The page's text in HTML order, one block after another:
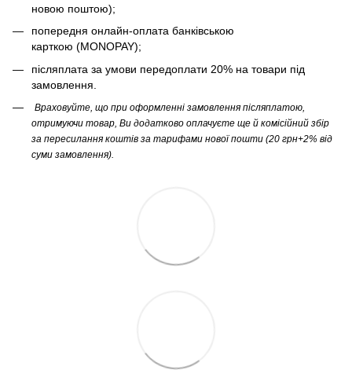
новою поштою);
попередня онлайн-оплата банківською
карткою (MONOPAY);
післяплата за умови передоплати 20% на товари під
замовлення.
Враховуйте, що при оформленні замовлення післяплатою,
отримуючи товар, Ви додатково оплачуєте ще й комісійний збір
за пересилання коштів за тарифами нової пошти (20 грн+2% від
суми замовлення).